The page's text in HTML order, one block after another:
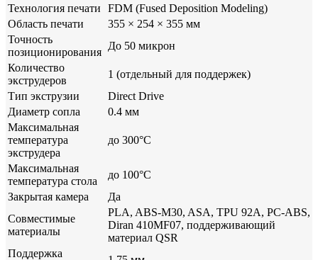
Технология печати
FDM (Fused Deposition Modeling)
Область печати
355 × 254 × 355 мм
Точность
позиционирования
До 50 микрон
Количество
экструдеров
1 (отдельный для поддержек)
Тип экструзии
Direct Drive
Диаметр сопла
0.4 мм
Максимальная
температура
экструдера
до 300°C
Максимальная
температура стола
до 100°C
Закрытая камера
Да
Совместимые
материалы
PLA, ABS-M30, ASA, TPU 92A, PC-ABS,
Diran 410MF07, поддерживающий
материал QSR
Поддержка